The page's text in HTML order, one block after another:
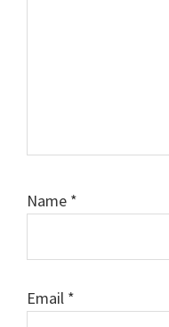
Name *
Email *